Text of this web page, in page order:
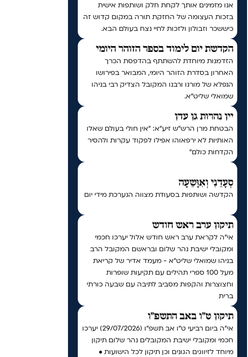
אנו מזמינים אותך לקחת חלק ושותפות אישית
בזכות העצומה של החזקת תורה במקום קדוש זה
כיששכר וזבולון ולזכות לחיי נצח בעולם הבא.
הקדשת יום לימוד בספר הזוהר היומי
הזדמנות מיוחדת להשתתף בהדפסת הכרך
האחרון בסדרת הזוהר היומי, המבואר בפירושו
הנפלא של מורנו ורבנו המקובל הצדיק רבי בניהו
שמואלי שליט״א.
יין נהרות גן עדן
הבטחת מרן הרש"ש זיע"א: "אין חולי בעולם שאלו
האותיות לא ירפאוהו אפילו לפקוד עקרות ולהסיר
הקדחות כולם"
סְעָדֵנִי וְאִוָּשֵעָה
הקדשה ושותפות בסעודת מצווה הנערכת מידי יום
תיקון ערב ראש חודש
אי"ה לקראת ערב ראש חודש אלול יערכו חכמי
ומקובלי ישיבת נהר שלום ובראשם המקובל הרב
בניהו שמואלי שליט״א - מעמד אדיר של קריאת
מעל 100 ספרי תהילים עם תקיעות שופרות
וחצוצרות והקפות מסביב לתיבה עם שבעה כורתי
ברית
תיקון ט"ו באב התשפ"ו
אי"ה ביום רביעי ט״ו אב תשפ״ו (29/07/2026) יערכו
חכמי ומקובלי ישיבת המקובלים נהר שלום תיקון
מיוחד לזיווגים הגונים וכן תיקון לכל הישועות •